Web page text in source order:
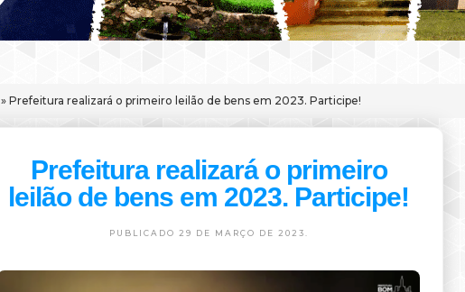
» Prefeitura realizará o primeiro leilão de bens em 2023. Participe!
Prefeitura realizará o primeiro
leilão de bens em 2023. Participe!
PUBLICADO 29 DE MARÇO DE 2023.